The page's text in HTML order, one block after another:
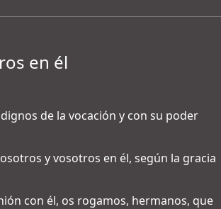
en él
de la vocación y con su poder
y vosotros en él, según la gracia
con él, os rogamos, hermanos, que